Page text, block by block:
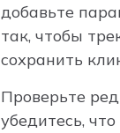
добавьте
так, чтобы
сохранить
Проверьте
убедитесь,